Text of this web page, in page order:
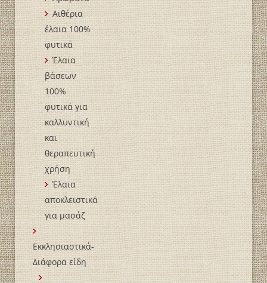
Αιθέρια
έλαια 100%
φυτικά
Έλαια
βάσεων
100%
φυτικά για
καλλυντική
και
θεραπευτική
χρήση
Έλαια
αποκλειστικά
για μασάζ
Εκκλησιαστικά-
Διάφορα είδη